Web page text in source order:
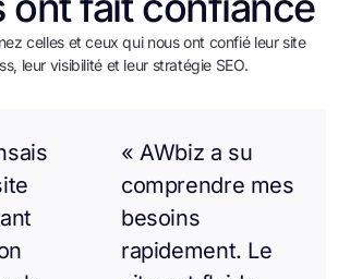
celles et ceux qui nous ont confié leur site
leur visibilité et leur stratégie SEO.
« AWbiz a su
comprendre mes
besoins
rapidement. Le